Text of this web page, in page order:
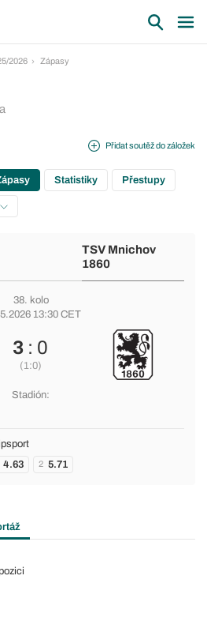
2026 Zápasy
Přidat soutěž do záložek
Statistiky Přestupy
TSV Mnichov
1860
38. kolo
13:30 CET
3 : 0
(1:0)
Stadión:
4.63 2 5.71